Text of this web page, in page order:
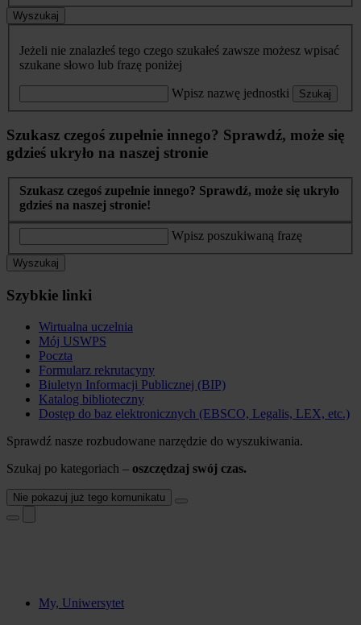
Wyszukaj
Jeżeli nie znalazłeś tego czego szukałeś zawsze możesz wpisać
szukane słowo lub frazę poniżej
Wpisz nazwę jednostki Szukaj
Szukasz czegoś zupełnie innego? Sprawdź, może się
gdzieś ukryło na naszej stronie
Szukasz czegoś zupełnie innego? Sprawdź, może się ukryło
gdzieś na naszej stronie!
Wpisz poszukiwaną frazę
Wyszukaj
Szybkie linki
Wirtualna uczelnia
Mój USWPS
Poczta
Formularz rekrutacyny
Biuletyn Informacji Publicznej (BIP)
Katalog biblioteczny
Dostęp do baz elektronicznych (EBSCO, Legalis, LEX, etc.)
Sprawdź nasze rozbudowane narzędzie do wyszukiwania.
Szukaj po kategoriach – oszczędzaj swój czas.
Nie pokazuj już tego komunikatu
My, Uniwersytet